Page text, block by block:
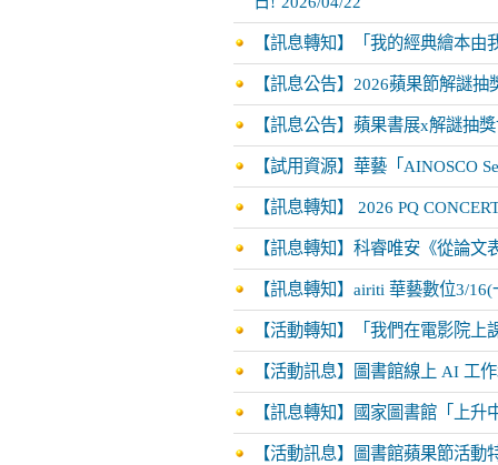
【訊息轉知】「我的經典繪本
【訊息公告】2026蘋果節解謎
【訊息公告】蘋果書展x解謎抽
【試用資源】華藝「AINOSCO
【訊息轉知】 2026 PQ
【訊息轉知】科睿唯安《從論
【訊息轉知】airiti 華藝數位3/
【活動轉知】「我們在電影院上
【活動訊息】圖書館線上 AI 工
【訊息轉知】國家圖書館「上
【活動訊息】圖書館蘋果節活